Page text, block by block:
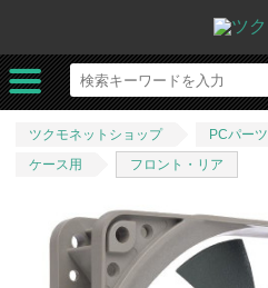
ツクモネットショップ PCパーツ
ケース用
フロント・リア